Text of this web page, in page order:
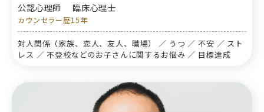
公認心理師 臨床心理士
カウンセラー歴15年
対人関係（家族、恋人、友人、職場） ／ うつ ／ 不安 ／ スト
レス ／ 不登校などのお子さんに関するお悩み ／ 目標達成